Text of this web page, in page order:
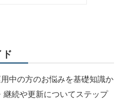
中の方のお悩みを基礎知識か
続や更新についてステップ